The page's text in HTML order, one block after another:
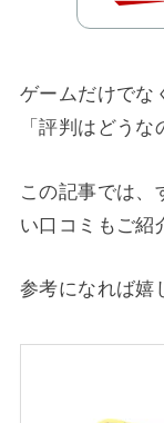
ゲームだけでな
「評判はどう
この記事では、
い口コミもご紹
参考になれば嬉